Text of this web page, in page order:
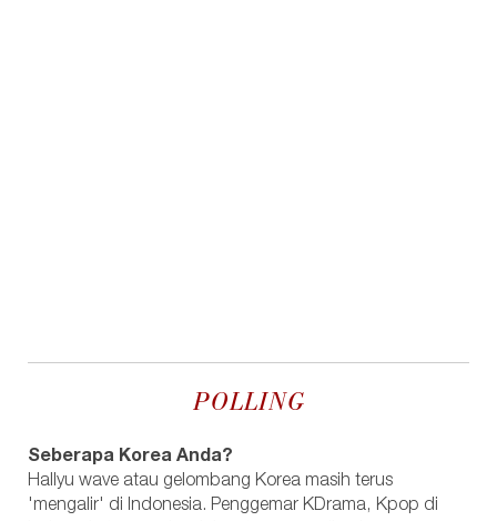
POLLING
Seberapa Korea Anda?
Hallyu wave atau gelombang Korea masih terus
'mengalir' di Indonesia. Penggemar KDrama, Kpop di